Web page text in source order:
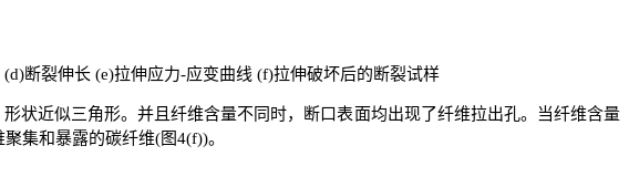
(d)断裂伸长 (e)拉伸应力-应变曲线 (f)拉伸破坏后的断裂试样
形状近似三角形。并且纤维含量不同时，断口表面均出现了纤维拉出孔。当纤维含量
聚集和暴露的碳纤维(图4(f))。